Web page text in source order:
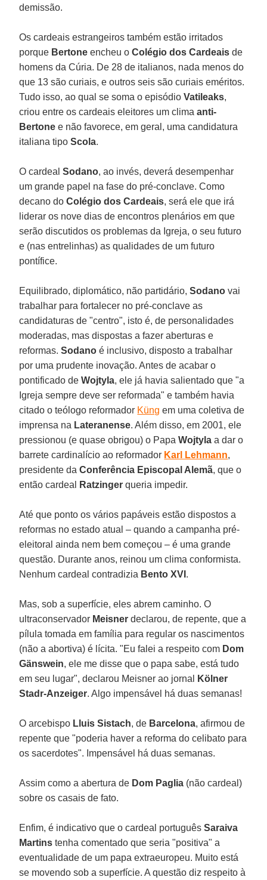
demissão.
Os cardeais estrangeiros também estão irritados
porque Bertoneencheu oColégio dos Cardeaisde
homens da Cúria. De 28 de italianos, nada menos do
que 13 são curiais, e outros seis são curiais eméritos.
Tudo isso, ao qual se soma o episódioVatileaks,
criou entre os cardeais eleitores um climaanti-
Bertonee não favorece, em geral, uma candidatura
italiana tipoScola.
O cardealSodano, ao invés, deverá desempenhar
um grande papel na fase do pré-conclave. Como
decano doColégio dos Cardeais, será ele que irá
liderar os nove dias de encontros plenários em que
serão discutidos os problemas da Igreja, o seu futuro
e (nas entrelinhas) as qualidades de um futuro
pontífice.
Equilibrado, diplomático, não partidário,Sodanovai
trabalhar para fortalecer no pré-conclave as
candidaturas de "centro", isto é, de personalidades
moderadas, mas dispostas a fazer aberturas e
reformas.Sodanoé inclusivo, disposto a trabalhar
por uma prudente inovação. Antes de acabar o
pontificado deWojtyla, ele já havia salientado que "a
Igreja sempre deve ser reformada" e também havia
citado o teólogo reformador Küng em uma coletiva de
imprensa na Lateranense. Além disso, em 2001, ele
pressionou (e quase obrigou) o PapaWojtylaa dar o
barrete cardinalício ao reformador Karl Lehmann,
presidente daConferência Episcopal Alemã, que o
então cardeal
Ratzingerqueria impedir.
Até que ponto os vários papáveis estão dispostos a
reformas no estado atual – quando a campanha pré-
eleitoral ainda nem bem começou – é uma grande
questão. Durante anos, reinou um clima conformista.
Nenhum cardeal contradizia Bento XVI .
Mas, sob a superfície, eles abrem caminho. O
ultraconservador Meisnerdeclarou, de repente, que a
pílula tomada em família para regular os nascimentos
(não a abortiva) é lícita. "Eu falei a respeito com Dom
Gänswein, ele me disse que o papa sabe, está tudo
em seu lugar", declarou Meisner ao jornal
Kölner
Stadr-Anzeiger. Algo impensável há duas semanas!
O arcebispo Lluis Sistach, de Barcelona, afirmou de
repente que "poderia haver a reforma do celibato para
os sacerdotes". Impensável há duas semanas.
Assim como a abertura de Dom Paglia (não cardeal)
sobre os casais de fato.
Enfim, é indicativo que o cardeal portuguêsSaraiva
Martinstenha comentado que seria "positiva" a
eventualidade de um papa extraeuropeu. Muito está
se movendo sob a superfície. A questão diz respeito à